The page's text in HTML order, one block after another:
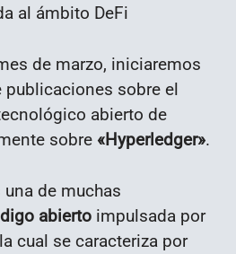
al ámbito DeFi
de marzo, iniciaremos
publicaciones sobre el
abierto de
sobre «Hyperledger».
una de muchas
abierto impulsada por
cual se caracteriza por